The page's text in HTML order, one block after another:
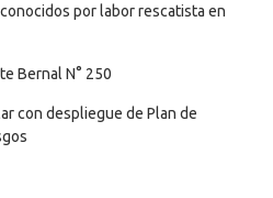
por labor rescatista en
Bernal N° 250
con despliegue de Plan de